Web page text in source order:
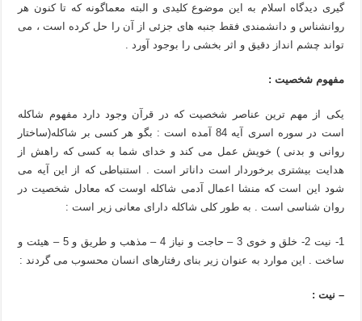
گیری دیدگاه اسلام به این موضوع کلیدی و البته معماگونه که تا کنون هر
روانشناس و دانشمندی فقط جنبه های جزئی از آن را حل کرده است ، می
تواند چشم انداز دقیق و اثر بخشی را بوجود آورد .
مفهوم شخصیت :
یکی از مهم ترین عناصر شخصیت که در قرآن وجود دارد مفهوم شاکله
است در سوره اسری آیه 84 آمده است : بگو هر کسی بر شاکله(ساختار
روانی و بدنی ) خویش عمل می کند و خدای شما به کسی که راهش از
هدایت بیشتری برخوردار است داناتر است . استنباطی که از این آیه می
شود این است که منشا اعمال آدمی شاکله اوست که معادل شخصیت در
روان شناسی است . به طور کلی شاکله دارای معانی زیر است :
1- نیت 2- خلق و خوی 3 – حاجت و نیاز 4 – مذهب و طریق و 5 – هیئت و
ساخت . این موارد به عنوان زیر بنای رفتارهای انسان محسوب می گردند :
– نیت :